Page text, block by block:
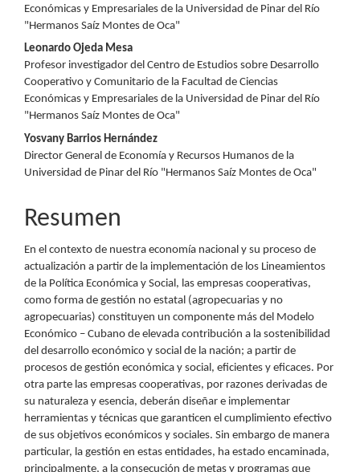
Económicas y Empresariales de la Universidad de Pinar del Río
"Hermanos Saíz Montes de Oca"
Leonardo Ojeda Mesa
Profesor investigador del Centro de Estudios sobre Desarrollo
Cooperativo y Comunitario de la Facultad de Ciencias
Económicas y Empresariales de la Universidad de Pinar del Río
"Hermanos Saíz Montes de Oca"
Yosvany Barrios Hernández
Director General de Economía y Recursos Humanos de la
Universidad de Pinar del Río "Hermanos Saíz Montes de Oca"
Resumen
En el contexto de nuestra economía nacional y su proceso de
actualización a partir de la implementación de los Lineamientos
de la Política Económica y Social, las empresas cooperativas,
como forma de gestión no estatal (agropecuarias y no
agropecuarias) constituyen un componente más del Modelo
Económico – Cubano de elevada contribución a la sostenibilidad
del desarrollo económico y social de la nación; a partir de
procesos de gestión económica y social, eficientes y eficaces. Por
otra parte las empresas cooperativas, por razones derivadas de
su naturaleza y esencia, deberán diseñar e implementar
herramientas y técnicas que garanticen el cumplimiento efectivo
de sus objetivos económicos y sociales. Sin embargo de manera
particular, la gestión en estas entidades, ha estado encaminada,
principalmente, a la consecución de metas y programas que